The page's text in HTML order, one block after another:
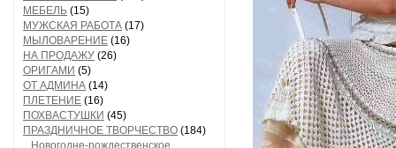
МЕБЕЛЬ (15)
МУЖСКАЯ РАБОТА (17)
МЫЛОВАРЕНИЕ (16)
НА ПРОДАЖУ (26)
ОРИГАМИ (5)
ОТ АДМИНА (14)
ПЛЕТЕНИЕ (16)
ПОХВАСТУШКИ (45)
ПРАЗДНИЧНОЕ ТВОРЧЕСТВО (184)
Новогодне-рождественское